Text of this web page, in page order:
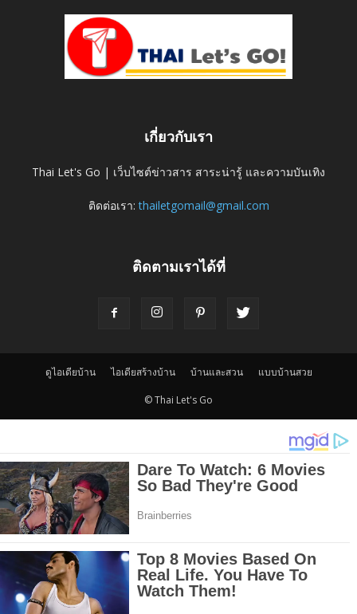
เกี่ยวกับเรา
Thai Let's Go | เว็บไซต์ข่าวสาร สาระน่ารู้ และความบันเทิง
ติดต่อเรา:thailetgomail@gmail.com
ติดตามเราได้ที่
ดูไอเดียบ้าน ไอเดียสร้างบ้าน บ้านและสวน แบบบ้านสวย
© Thai Let's Go